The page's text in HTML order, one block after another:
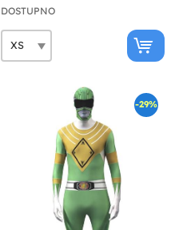
DOSTUPNO
-29%